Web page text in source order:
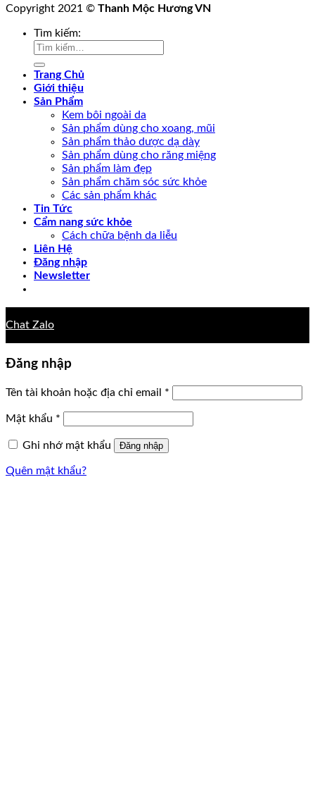
Copyright 2021 © Thanh Mộc Hương VN
Tìm kiếm:
Trang Chủ
Giới thiệu
Sản Phẩm
Kem bôi ngoài da
Sản phẩm dùng cho xoang, mũi
Sản phẩm thảo dược dạ dày
Sản phẩm dùng cho răng miệng
Sản phẩm làm đẹp
Sản phẩm chăm sóc sức khỏe
Các sản phẩm khác
Tin Tức
Cẩm nang sức khỏe
Cách chữa bệnh da liễu
Liên Hệ
Đăng nhập
Newsletter
Chat Zalo
Đăng nhập
Tên tài khoản hoặc địa chỉ email *
Mật khẩu *
Ghi nhớ mật khẩu Đăng nhập
Quên mật khẩu?